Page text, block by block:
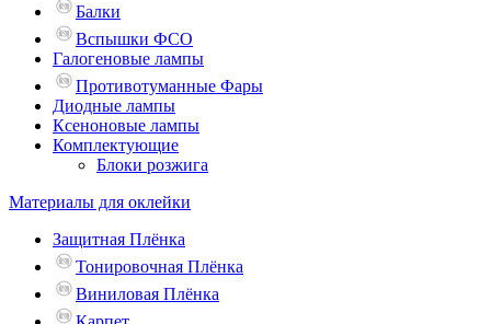
Балки
Вспышки ФСО
Галогеновые лампы
Противотуманные Фары
Диодные лампы
Ксеноновые лампы
Комплектующие
Блоки розжига
Материалы для оклейки
Защитная Плёнка
Тонировочная Плёнка
Виниловая Плёнка